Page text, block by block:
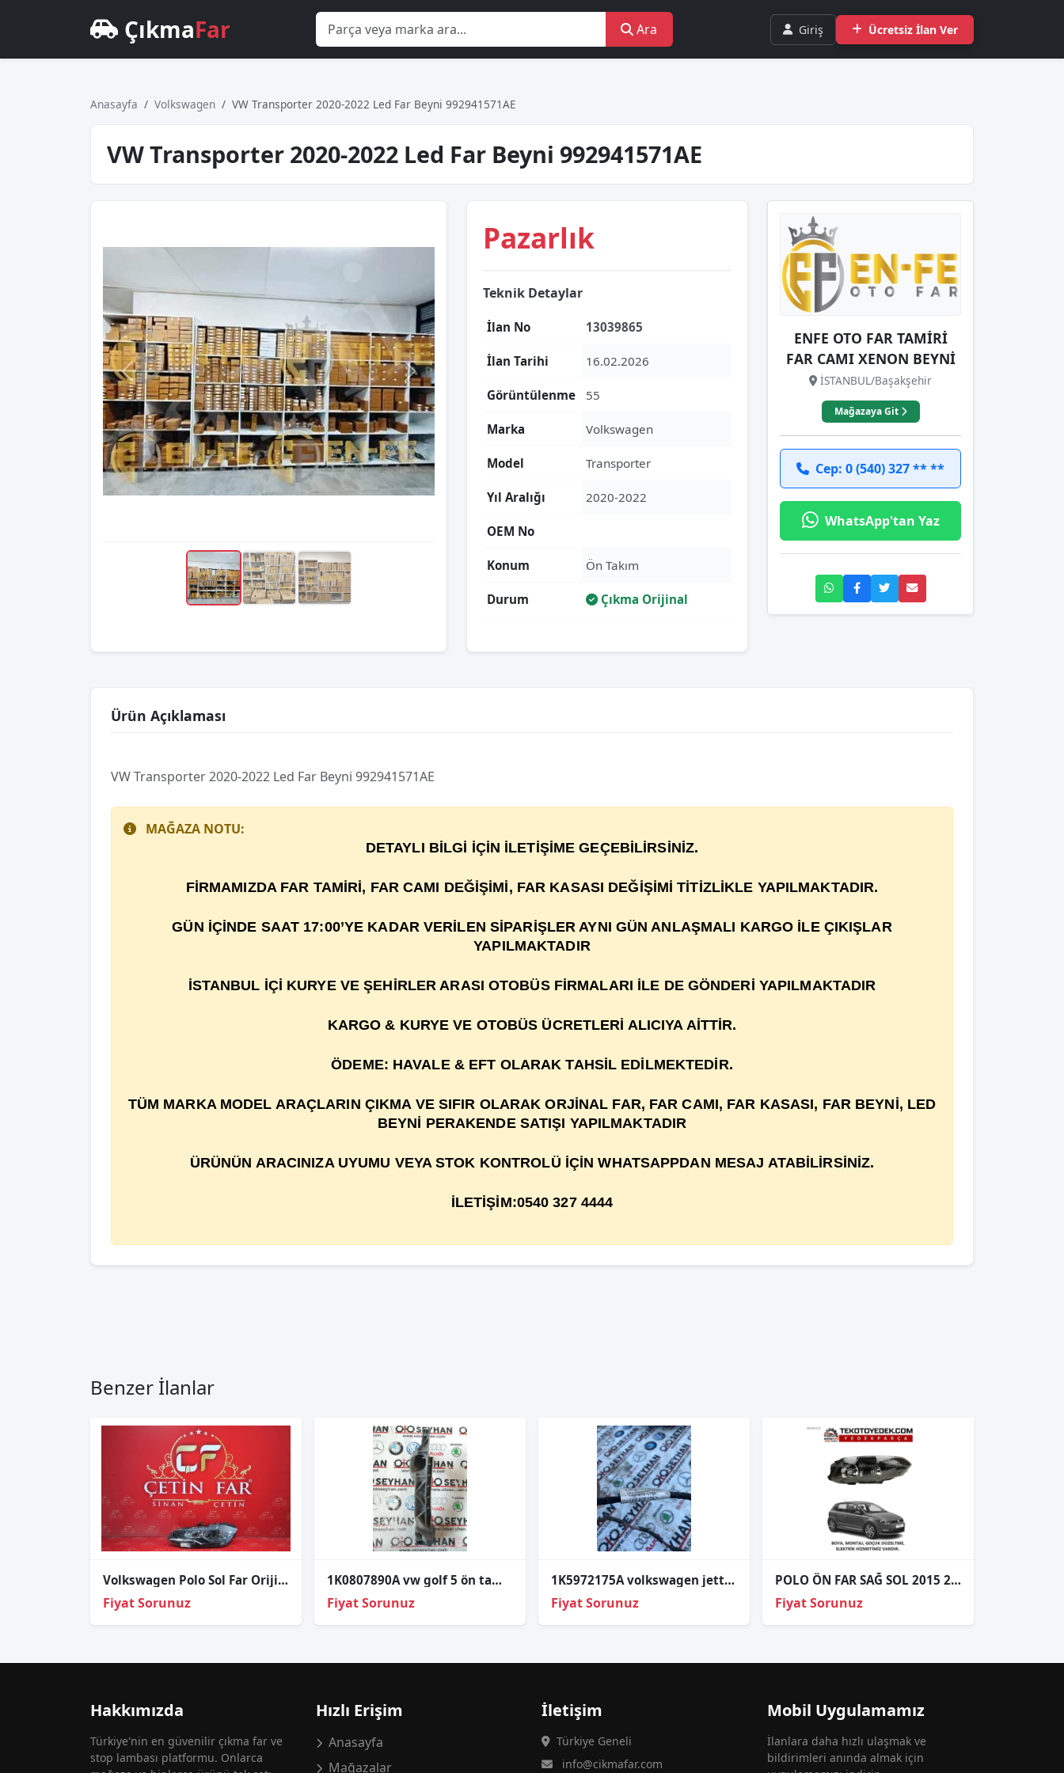
ÇıkmaFar Ara Giriş Ücretsiz İlan Ver
Anasayfa Volkswagen VW Transporter 2020-2022 Led Far Beyni 992941571AE
VW Transporter 2020-2022 Led Far Beyni 992941571AE
Pazarlık
Teknik Detaylar
İlan No 13039865
İlan Tarihi 16.02.2026
Görüntülenme 55
Marka Volkswagen
Model Transporter
Yıl Aralığı 2020-2022
OEM No
Konum Ön Takım
Durum Çıkma Orijinal
ENFE OTO FAR TAMİRİ
FAR CAMI XENON BEYNİ
İSTANBUL/Başakşehir
Mağazaya Git
Cep: 0 (540) 327 ** **
WhatsApp'tan Yaz
Ürün Açıklaması
VW Transporter 2020-2022 Led Far Beyni 992941571AE
MAĞAZA NOTU:
DETAYLI BİLGİ İÇİN İLETİŞİME GEÇEBİLİRSİNİZ.
FİRMAMIZDA FAR TAMİRİ, FAR CAMI DEĞİŞİMİ, FAR KASASI DEĞİŞİMİ TİTİZLİKLE YAPILMAKTADIR.
GÜN İÇİNDE SAAT 17:00’YE KADAR VERİLEN SİPARİŞLER AYNI GÜN ANLAŞMALI KARGO İLE ÇIKIŞLAR
YAPILMAKTADIR
İSTANBUL İÇİ KURYE VE ŞEHİRLER ARASI OTOBÜS FİRMALARI İLE DE GÖNDERİ YAPILMAKTADIR
KARGO & KURYE VE OTOBÜS ÜCRETLERİ ALICIYA AİTTİR.
ÖDEME: HAVALE & EFT OLARAK TAHSİL EDİLMEKTEDİR.
TÜM MARKA MODEL ARAÇLARIN ÇIKMA VE SIFIR OLARAK ORJİNAL FAR, FAR CAMI, FAR KASASI, FAR BEYNİ, LED
BEYNİ PERAKENDE SATIŞI YAPILMAKTADIR
ÜRÜNÜN ARACINIZA UYUMU VEYA STOK KONTROLÜ İÇİN WHATSAPPDAN MESAJ ATABİLİRSİNİZ.
İLETİŞİM:0540 327 4444
Benzer İlanlar
Volkswagen Polo Sol Far Orijinal
Fiyat Sorunuz
1K0807890A vw golf 5 ön tampon far alt braketi sağ
Fiyat Sorunuz
1K5972175A volkswagen jetta 2005-11 bagaj kapağı tesisatı
Fiyat Sorunuz
POLO ÖN FAR SAĞ SOL 2015 2016 2017 2018 KAMPANYA
Fiyat Sorunuz
Hakkımızda
Türkiye'nin en güvenilir çıkma far ve
stop lambası platformu. Onlarca
Hızlı Erişim
Anasayfa
Mağazalar
İletişim
Türkiye Geneli
info@cikmafar.com
Mobil Uygulamamız
İlanlara daha hızlı ulaşmak ve
bildirimleri anında almak için